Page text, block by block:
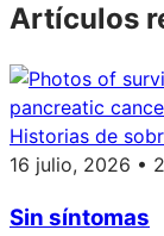
Artículos
Historias de
16 julio, 2026 •
Sin síntomas